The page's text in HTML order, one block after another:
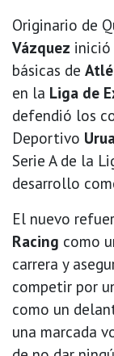
Originario de
Vázquez inició
básicas de
en la Liga de
defendió los
Deportivo
Serie A de la
desarrollo
El nuevo
Racing como
carrera y
competir por
como un
una marcada